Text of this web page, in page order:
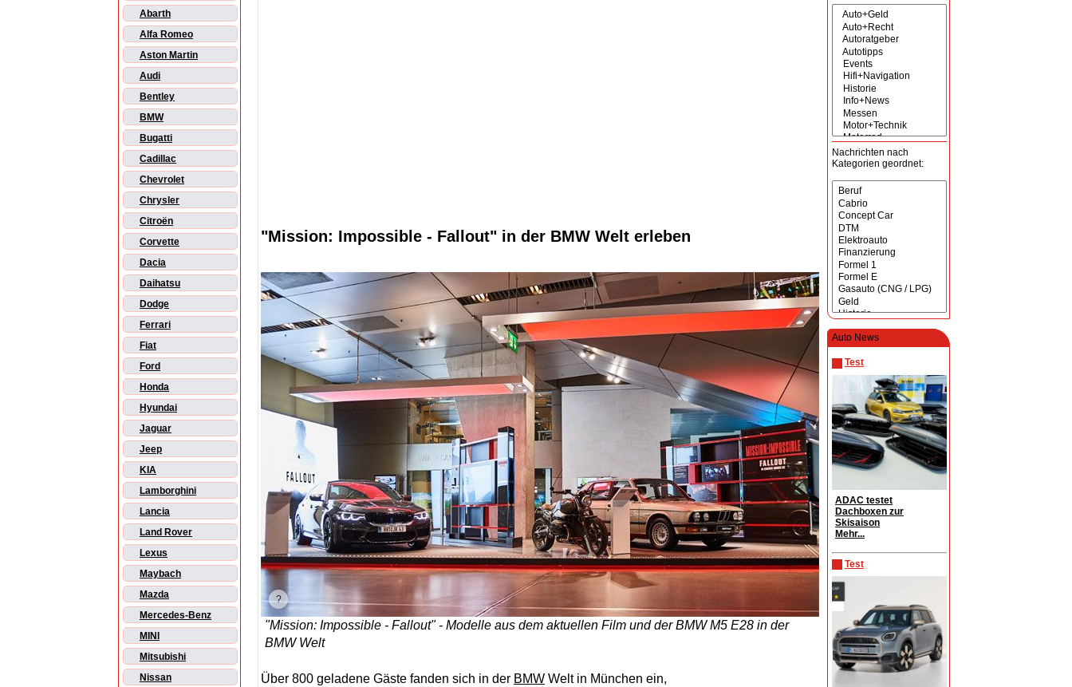
Abarth
Alfa Romeo
Aston Martin
Audi
Bentley
BMW
Bugatti
Cadillac
Chevrolet
Chrysler
Citroën
Corvette
Dacia
Daihatsu
Dodge
Ferrari
Fiat
Ford
Honda
Hyundai
Jaguar
Jeep
KIA
Lamborghini
Lancia
Land Rover
Lexus
Maybach
Mazda
Mercedes-Benz
MINI
Mitsubishi
Nissan
Nachrichten nach
Kategorien geordnet:
Auto News
Test
ADAC testet
Dachboxen zur
Skisaison
Mehr...
Test
"Mission: Impossible - Fallout" in der BMW Welt erleben
"Mission: Impossible - Fallout" - Modelle aus dem aktuellen Film und der BMW M5 E28 in der
BMW Welt
Über 800 geladene Gäste fanden sich in der BMW Welt in München ein,